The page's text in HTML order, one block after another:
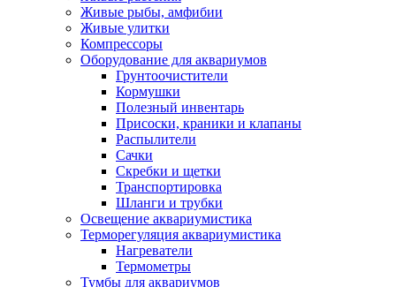
Живые рыбы, амфибии
Живые улитки
Компрессоры
Оборудование для аквариумов
Грунтоочистители
Кормушки
Полезный инвентарь
Присоски, краники и клапаны
Распылители
Сачки
Скребки и щетки
Транспортировка
Шланги и трубки
Освещение аквариумистика
Терморегуляция аквариумистика
Нагреватели
Термометры
Тумбы для аквариумов